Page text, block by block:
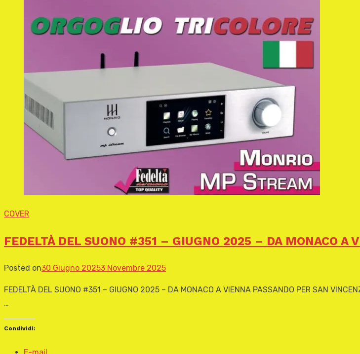
COVER
FEDELTÀ DEL SUONO #351 – GIUGNO 2025 – DA MONACO A
Posted on30 Giugno 20253 Novembre 2025
FEDELTÀ DEL SUONO #351 – GIUGNO 2025 – DA MONACO A VIENNA PASSANDO PER SAN
…
Condividi: